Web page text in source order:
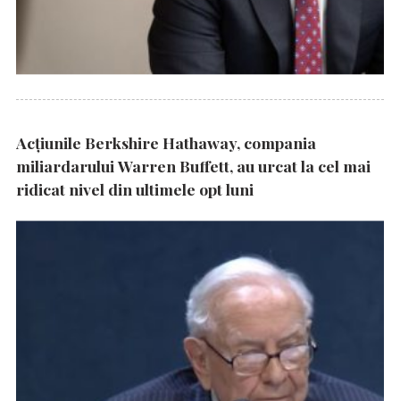
Acțiunile Berkshire Hathaway, compania
miliardarului Warren Buffett, au urcat la cel mai
ridicat nivel din ultimele opt luni